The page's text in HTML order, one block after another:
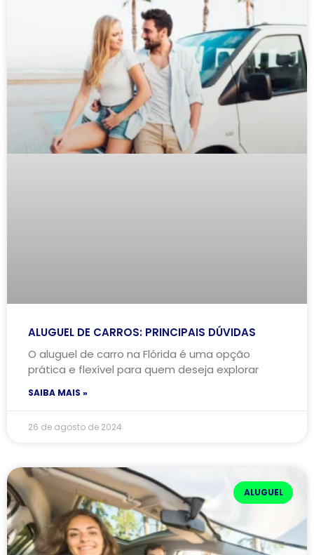
ALUGUEL DE CARROS: PRINCIPAIS DÚVIDAS
O aluguel de carro na Flórida é uma opção
prática e flexível para quem deseja explorar
SAIBA MAIS »
26 de agosto de 2024
ALUGUEL